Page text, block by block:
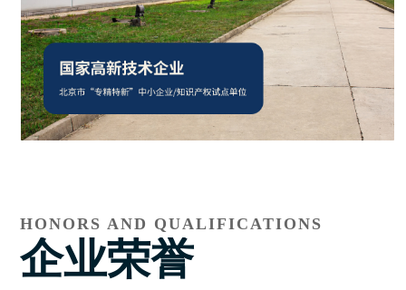
企业荣誉
HONORS AND QUALIFICATIONS